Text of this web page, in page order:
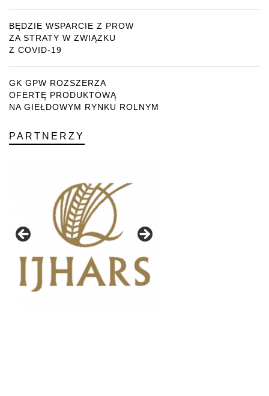
BĘDZIE WSPARCIE Z PROW
ZA STRATY W ZWIĄZKU
Z COVID-19
GK GPW ROZSZERZA
OFERTĘ PRODUKTOWĄ
NA GIEŁDOWYM RYNKU ROLNYM
PARTNERZY